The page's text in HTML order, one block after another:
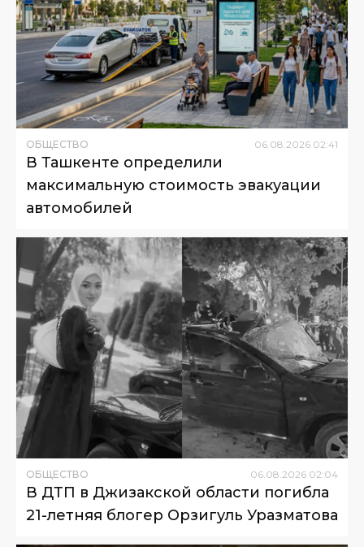
ОБЩЕСТВО 06 08 2026 02:41
В Ташкенте определили
максимальную стоимость эвакуации
автомобилей
ОБЩЕСТВО 06.08.2026 02:04
В ДТП в Джизакской области погибла
21-летняя блогер Орзигуль Уразматова